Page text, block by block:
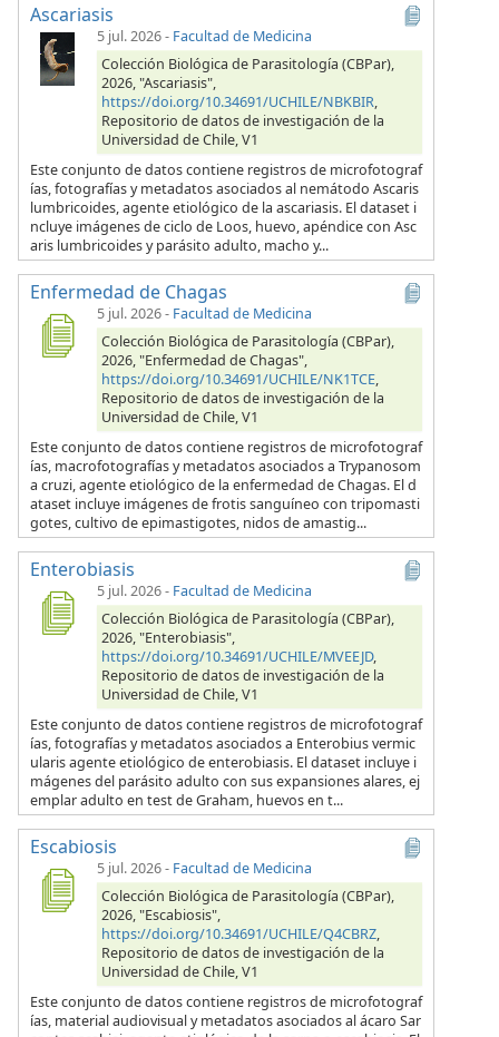
Ascariasis
5 jul. 2026- Facultad de Medicina
Colección Biológica de Parasitología (CBPar),
2026, "Ascariasis",
https://doi.org/10.34691/UCHILE/NBKBIR,
Repositorio de datos de investigación de la
Universidad de Chile, V1
Este conjunto de datos contiene registros de microfotograf
ías, fotografías y metadatos asociados al nemátodo Ascaris
lumbricoides, agente etiológico de la ascariasis. El dataset i
ncluye imágenes de ciclo de Loos, huevo, apéndice con Asc
aris lumbricoides y parásito adulto, macho y...
Enfermedad de Chagas
5 jul. 2026- Facultad de Medicina
Colección Biológica de Parasitología (CBPar),
2026, "Enfermedad de Chagas",
https://doi.org/10.34691/UCHILE/NK1TCE,
Repositorio de datos de investigación de la
Universidad de Chile, V1
Este conjunto de datos contiene registros de microfotograf
ías, macrofotografías y metadatos asociados a Trypanosom
a cruzi, agente etiológico de la enfermedad de Chagas. El d
ataset incluye imágenes de frotis sanguíneo con tripomasti
gotes, cultivo de epimastigotes, nidos de amastig...
Enterobiasis
5 jul. 2026- Facultad de Medicina
Colección Biológica de Parasitología (CBPar),
2026, "Enterobiasis",
https://doi.org/10.34691/UCHILE/MVEEJD,
Repositorio de datos de investigación de la
Universidad de Chile, V1
Este conjunto de datos contiene registros de microfotograf
ías, fotografías y metadatos asociados a Enterobius vermic
ularis agente etiológico de enterobiasis. El dataset incluye i
mágenes del parásito adulto con sus expansiones alares, ej
emplar adulto en test de Graham, huevos en t...
Escabiosis
5 jul. 2026- Facultad de Medicina
Colección Biológica de Parasitología (CBPar),
2026, "Escabiosis",
https://doi.org/10.34691/UCHILE/Q4CBRZ,
Repositorio de datos de investigación de la
Universidad de Chile, V1
Este conjunto de datos contiene registros de microfotograf
ías, material audiovisual y metadatos asociados al ácaro Sar